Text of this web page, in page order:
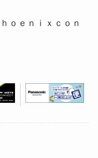
ｏｅｎｉｘｃｏｎ